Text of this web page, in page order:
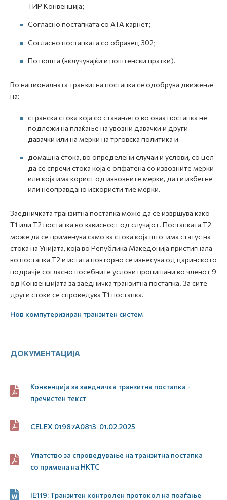
ТИР Конвенција;
Согласно постапката со АТА карнет;
Согласно постапката со образец 302;
По пошта (вклучувајќи и поштенски пратки).
Во националната транзитна постапка се одобрува движење
на:
странска стока која со ставањето во оваа постапка не
подлежи на плаќање на увозни давачки и други
давачки или на мерки на трговска политика и
домашна стока, во определени случаи и услови, со цел
да се спречи стока која е опфатена со извозните мерки
или која има корист од извозните мерки, да ги избегне
или неоправдано искористи тие мерки.
Заедничката транзитна постапка може да се извршува како
Т1 или Т2 постапка во зависност од случајот. Постапката Т2
може да се применува само за стока која што има статус на
стока на Унијата, која во Република Македонија пристигнала
во постапка Т2 и истата повторно се изнесува од царинското
подрачје согласно посебните услови пропишани во членот 9
од Конвенцијата за заедничка транзитна постапка. За сите
други стоки се спроведува Т1 постапка.
Нов компутеризиран транзитен систем
ДОКУМЕНТАЦИЈА
Конвенција за заедничка транзитна постапка -
пречистен текст
CELEX 01987A0813 01.02.2025
Упатство за спроведување на транзитна постапка
со примена на НКТС
IE119: Tранзитен контролен протокол на поаѓање